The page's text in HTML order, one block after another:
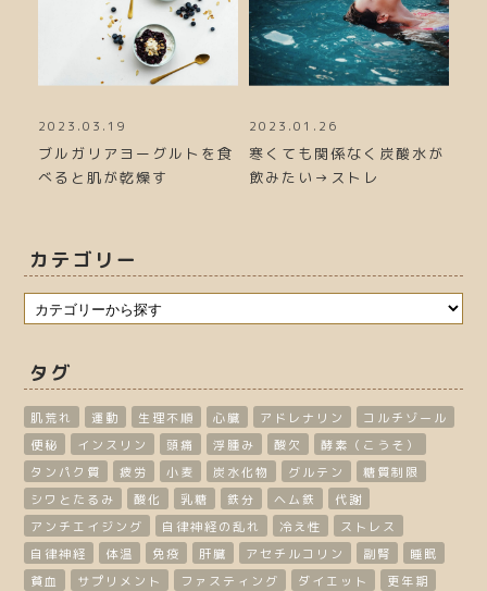
2023.03.19
ブルガリアヨーグルトを食
べると肌が乾燥す
2023.01.26
寒くても関係なく炭酸水が
飲みたい→ストレ
カテゴリー
タグ
肌荒れ 運動 生理不順 心臓 アドレナリン
コルチゾール
便秘
インスリン 頭痛 浮腫み 酸欠
酵素（こうそ）
タンパク質
疲労 小麦 炭水化物 グルテン
糖質制限
シワとたるみ
酸化 乳糖 鉄分 ヘム鉄
代謝
アンチエイジング
自律神経の乱れ 冷え性
ストレス
自律神経
体温 免疫 肝臓 アセチルコリン 副腎
睡眠
貧血
サプリメント ファスティング ダイエット
更年期